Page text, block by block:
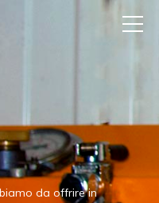
da offrire in